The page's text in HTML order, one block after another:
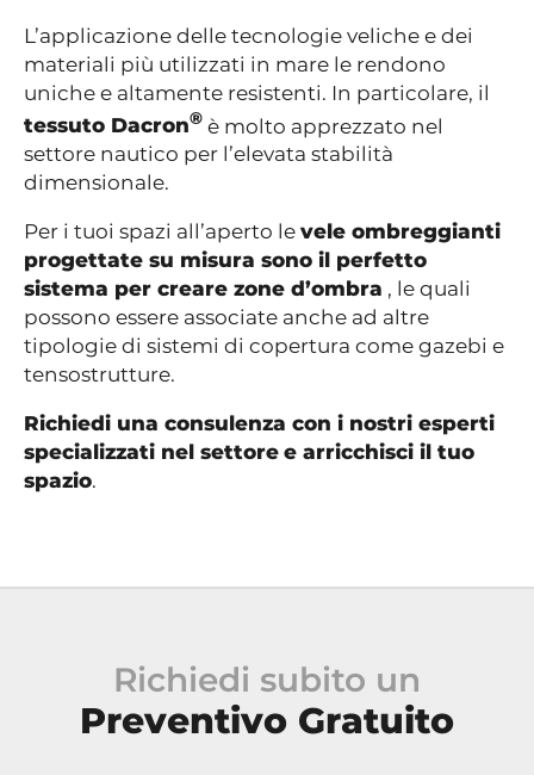
L’applicazione delle tecnologie veliche e dei
materiali più utilizzati in mare le rendono
uniche e altamente resistenti. In particolare, il
tessuto Dacron® è molto apprezzato nel
settore nautico per l’elevata stabilità
dimensionale.
Per i tuoi spazi all’aperto le vele ombreggianti
progettate su misura sono il perfetto
sistema per creare zone d’ombra , le quali
possono essere associate anche ad altre
tipologie di sistemi di copertura come gazebi e
tensostrutture.
Richiedi una consulenza con i nostri esperti
specializzati nel settore e arricchisci il tuo
spazio.
Richiedi subito un
Preventivo Gratuito